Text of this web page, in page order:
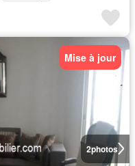
2photos
Mise à jour